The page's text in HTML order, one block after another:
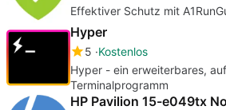
Effektiver Schutz mit
Hyper
5 Kostenlos
Hyper - ein erweiterbares,
Terminalprogramm
HP Pavilion 15-e049tx